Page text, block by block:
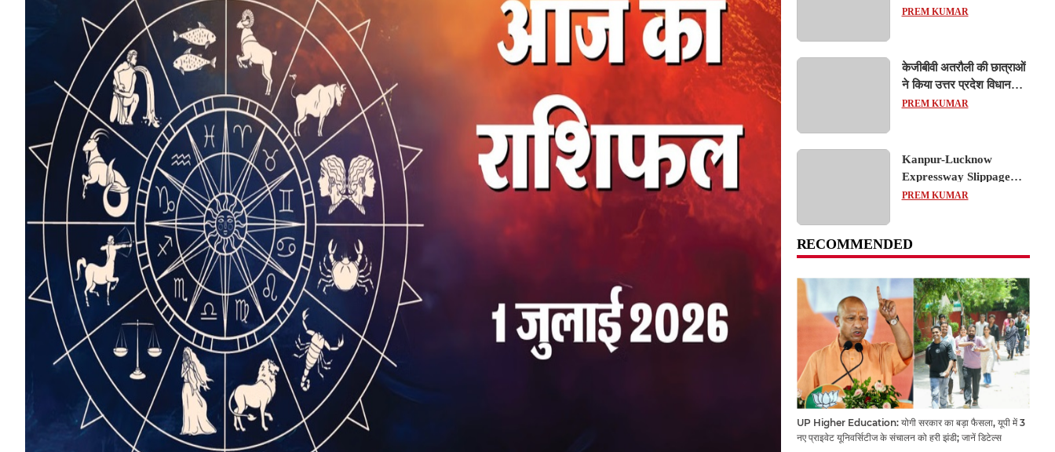
Concessionaire,
Expressway Issues
PREM KUMAR
केजीबीवी अतरौली की छात्राओं
ने किया उत्तर प्रदेश विधानसभा
का शैक्षिक भ्रमण, लोकतांत्रिक
PREM KUMAR
Kanpur-Lucknow
Expressway Slippage
Action: कानपुर-लखनऊ
और कंपनियों पर गिरी गाज,
PREM KUMAR
RECOMMENDED
UP Higher Education: योगी सरकार का बड़ा फैसला, यूपी में 3
नए प्राइवेट यूनिवर्सिटीज के संचालन को हरी झंडी; जानें डिटेल्स